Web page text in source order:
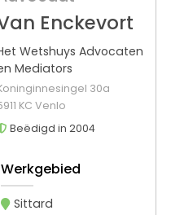
Enckevort
Wetshuys Advocaten
Mediators
30a
KC Venlo
Beëdigd in 2004
Werkgebied
Sittard